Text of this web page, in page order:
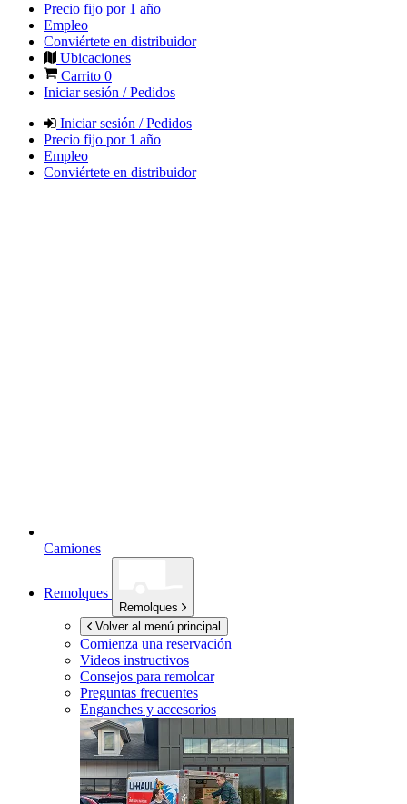
Precio fijo por 1 año
Empleo
Conviértete en distribuidor
Ubicaciones
Carrito 0
Iniciar sesión / Pedidos
Iniciar sesión / Pedidos
Precio fijo por 1 año
Empleo
Conviértete en distribuidor
Camiones
Remolques
Remolques
Volver al menú principal
Comienza una reservación
Videos instructivos
Consejos para remolcar
Preguntas frecuentes
Enganches y accesorios